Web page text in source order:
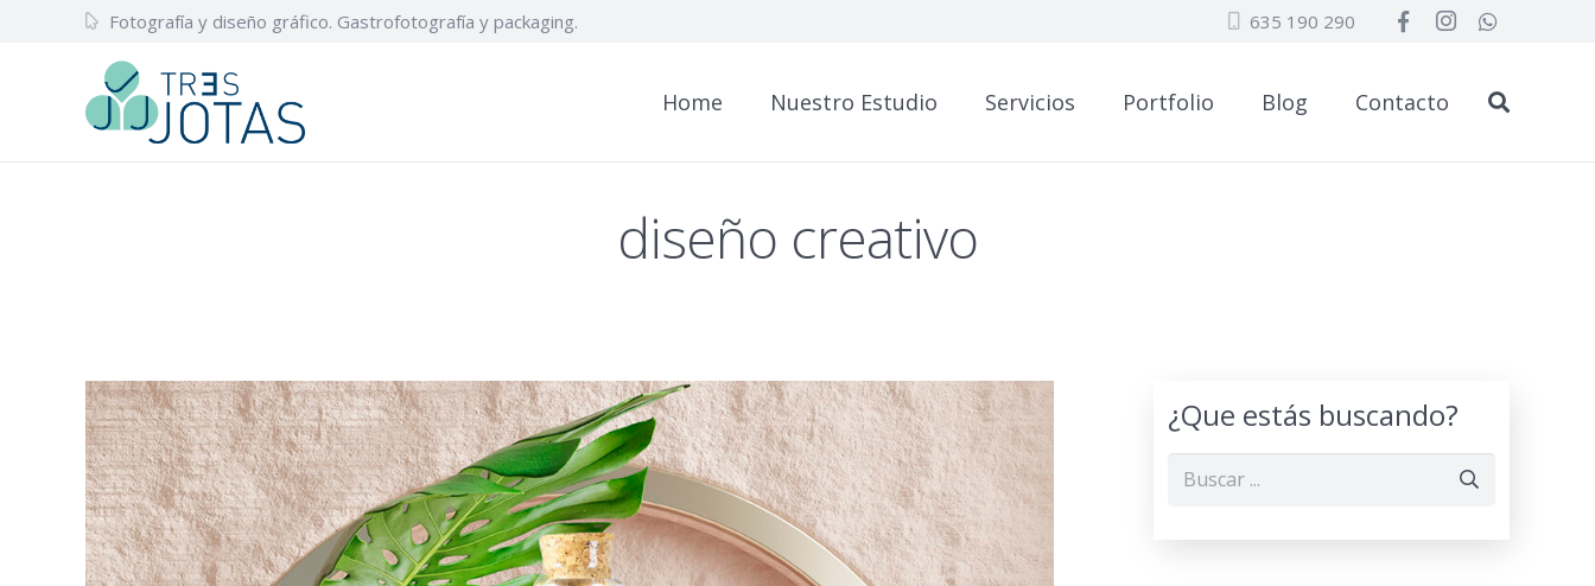
Fotografía y diseño gráfico. Gastrofotografía y packaging. 635 190 290
Home Nuestro Estudio Servicios Portfolio Blog Contacto
diseño creativo
¿Que estás buscando?